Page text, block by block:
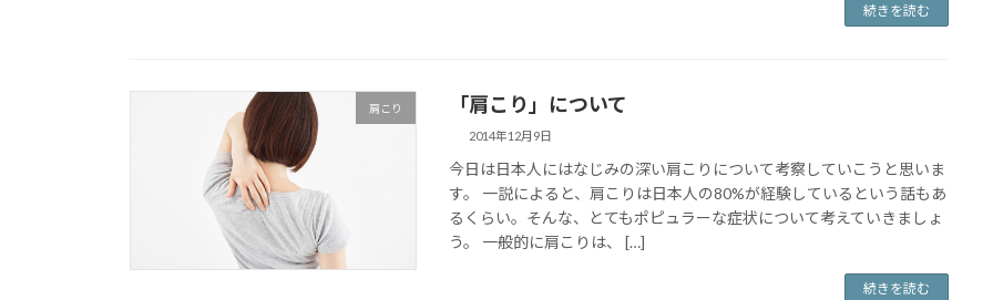
続きを読む
肩こり 「肩こり」について
2014年12月9日
今日は日本人にはなじみの深い肩こりについて考察していこうと思いま
す。 一説によると、肩こりは日本人の80%が経験しているという話もあ
るくらい。そんな、とてもポピュラーな症状について考えていきましょ
う。 一般的に肩こりは、 […]
続きを読む